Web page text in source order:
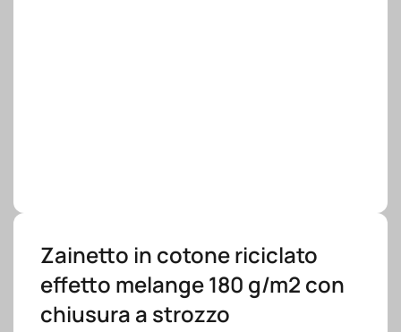
Zainetto in cotone riciclato
effetto melange 180 g/m2 con
chiusura a strozzo